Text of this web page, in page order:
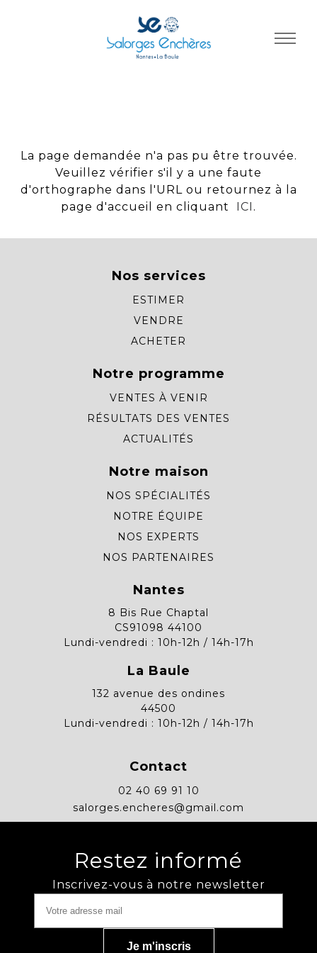
La page demandée n'a pas pu être trouvée.
Veuillez vérifier s'il y a une faute
d'orthographe dans l'URL ou retournez à la
page d'accueil en cliquant
ICI .
Nos services
ESTIMER
VENDRE
ACHETER
Notre programme
VENTES À VENIR
RÉSULTATS DES VENTES
ACTUALITÉS
Notre maison
NOS SPÉCIALITÉS
NOTRE ÉQUIPE
NOS EXPERTS
NOS PARTENAIRES
Nantes
8 Bis Rue Chaptal
CS91098 44100
Lundi-vendredi : 10h-12h / 14h-17h
La Baule
132 avenue des ondines
44500
Lundi-vendredi : 10h-12h / 14h-17h
Contact
02 40 69 91 10
salorges.encheres@gmail.com
Restez informé
Inscrivez-vous à notre newsletter